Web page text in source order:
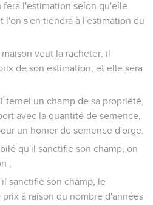
fera l'estimation selon qu'elle
l'on s'en tiendra à l'estimation du
veut la racheter, il
de son estimation, et elle sera
un champ de sa propriété,
avec la quantité de semence,
un homer de semence d'orge.
qu'il sanctifie son champ, on
;
sanctifie son champ, le
à raison du nombre d'années